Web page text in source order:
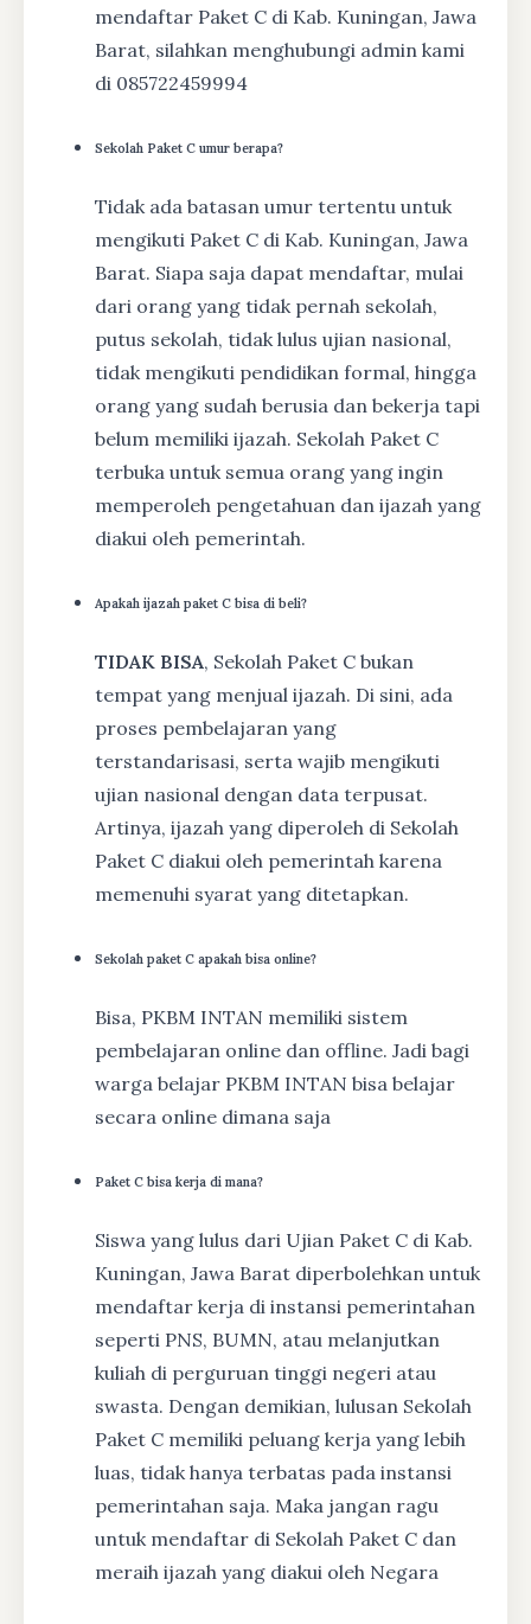
mendaftar Paket C di Kab. Kuningan, Jawa
Barat, silahkan menghubungi admin kami
di 085722459994
Sekolah Paket C umur berapa?
Tidak ada batasan umur tertentu untuk
mengikuti Paket C di Kab. Kuningan, Jawa
Barat. Siapa saja dapat mendaftar, mulai
dari orang yang tidak pernah sekolah,
putus sekolah, tidak lulus ujian nasional,
tidak mengikuti pendidikan formal, hingga
orang yang sudah berusia dan bekerja tapi
belum memiliki ijazah. Sekolah Paket C
terbuka untuk semua orang yang ingin
memperoleh pengetahuan dan ijazah yang
diakui oleh pemerintah.
Apakah ijazah paket C bisa di beli?
TIDAK BISA, Sekolah Paket C bukan
tempat yang menjual ijazah. Di sini, ada
proses pembelajaran yang
terstandarisasi, serta wajib mengikuti
ujian nasional dengan data terpusat.
Artinya, ijazah yang diperoleh di Sekolah
Paket C diakui oleh pemerintah karena
memenuhi syarat yang ditetapkan.
Sekolah paket C apakah bisa online?
Bisa, PKBM INTAN memiliki sistem
pembelajaran online dan offline. Jadi bagi
warga belajar PKBM INTAN bisa belajar
secara online dimana saja
Paket C bisa kerja di mana?
Siswa yang lulus dari Ujian Paket C di Kab.
Kuningan, Jawa Barat diperbolehkan untuk
mendaftar kerja di instansi pemerintahan
seperti PNS, BUMN, atau melanjutkan
kuliah di perguruan tinggi negeri atau
swasta. Dengan demikian, lulusan Sekolah
Paket C memiliki peluang kerja yang lebih
luas, tidak hanya terbatas pada instansi
pemerintahan saja. Maka jangan ragu
untuk mendaftar di Sekolah Paket C dan
meraih ijazah yang diakui oleh Negara